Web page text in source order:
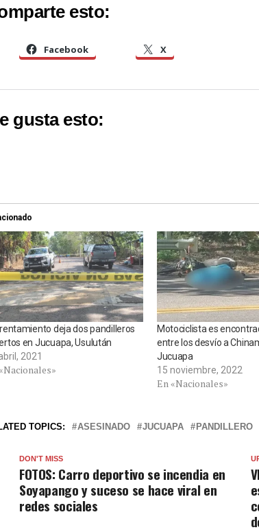
esto:
Facebook X
gusta esto:
deja dos pandilleros
en Jucuapa, Usulután
2021
Motociclista es
entre los desvío a
Jucuapa
15 noviembre, 2022
En «Nacionales»
TOPICS: ASESINADO JUCUAPA PANDILLERO
DON'T MISS
FOTOS: Carro deportivo se incendia en
Soyapango y suceso se hace viral en
redes sociales